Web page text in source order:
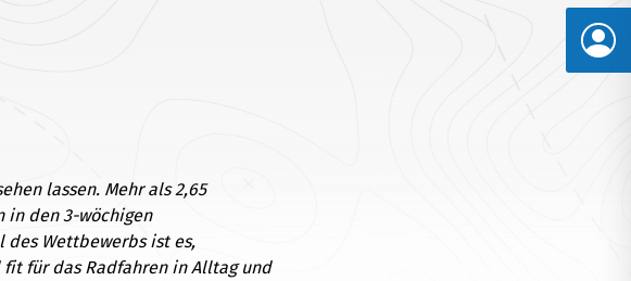
lassen. Mehr als 2,65
in den 3-wöchigen
Wettbewerbs ist es,
für das Radfahren in Alltag und